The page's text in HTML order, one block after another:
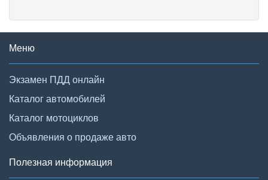
Меню
Экзамен ПДД онлайн
Каталог автомобилей
Каталог мотоциклов
Объявления о продаже авто
Полезная информация